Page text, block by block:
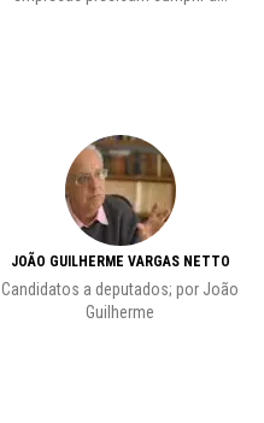
JOÃO GUILHERME VARGAS NETTO
Candidatos a deputados; por João
Guilherme